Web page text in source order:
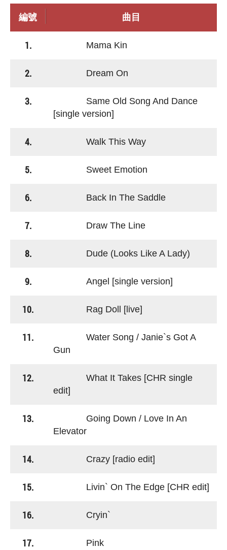
編號 曲目
1. Mama Kin
2. Dream On
3.
Same Old Song And Dance
[single version]
4. Walk This Way
5. Sweet Emotion
6. Back In The Saddle
7. Draw The Line
8. Dude (Looks Like A Lady)
9. Angel [single version]
10. Rag Doll [live]
11.
Water Song / Janie`s Got A
Gun
12.
What It Takes [CHR single
edit]
13.
Going Down / Love In An
Elevator
14. Crazy [radio edit]
15. Livin` On The Edge [CHR edit]
16. Cryin`
17. Pink